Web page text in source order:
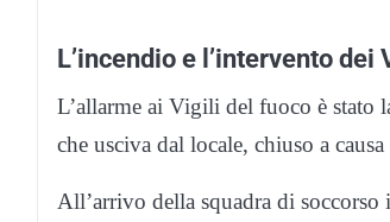
L’incendio e l’intervento
L’allarme ai Vigili del fuoco è stato
che usciva dal locale, chiuso a
All’arrivo della squadra di